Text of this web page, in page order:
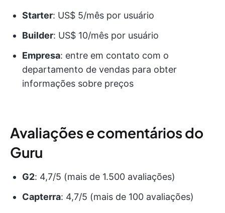
Starter: US$ 5/mês por usuário
Builder: US$ 10/mês por usuário
Empresa: entre em contato com o
departamento de vendas para obter
informações sobre preços
Avaliações e comentários do
Guru
G2: 4,7/5 (mais de 1.500 avaliações)
Capterra: 4,7/5 (mais de 100 avaliações)